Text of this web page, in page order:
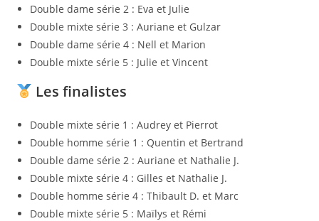
Double dame série 2 : Eva et Julie
Double mixte série 3 : Auriane et Gulzar
Double dame série 4 : Nell et Marion
Double mixte série 5 : Julie et Vincent
Les finalistes
Double mixte série 1 : Audrey et Pierrot
Double homme série 1 : Quentin et Bertrand
Double dame série 2 : Auriane et Nathalie J.
Double mixte série 4 : Gilles et Nathalie J.
Double homme série 4 : Thibault D. et Marc
Double mixte série 5 : Maïlys et Rémi